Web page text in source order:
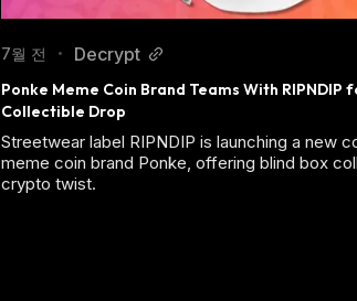
7월 전 • Decrypt
Ponke Meme Coin Brand Teams With RIPNDIP
Collectible Drop
Streetwear label RIPNDIP is launching a new
meme coin brand Ponke, offering blind box
crypto twist.